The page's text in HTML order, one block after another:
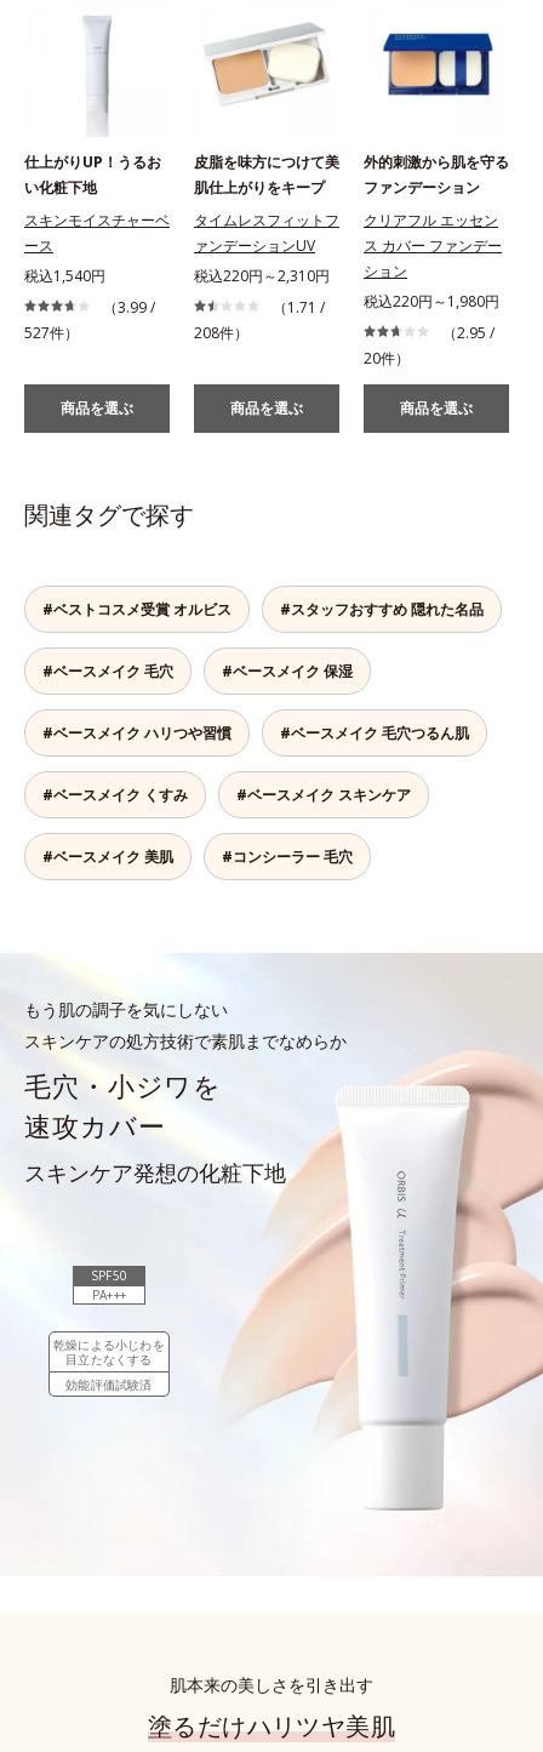
仕上がりUP！うるお
い化粧下地
スキンモイスチャーベ
ース
税込1,540円
（3.99 /
527件）
商品を選ぶ
皮脂を味方につけて美
肌仕上がりをキープ
タイムレスフィットフ
ァンデーションUV
税込220円～2,310円
（1.71 /
208件）
商品を選ぶ
外的刺激から肌を守る
ファンデーション
クリアフル エッセン
ス カバー ファンデー
ション
税込220円～1,980円
（2.95 /
20件）
商品を選ぶ
関連タグで探す
#ベストコスメ受賞 オルビス #スタッフおすすめ 隠れた名品
#ベースメイク 毛穴 #ベースメイク 保湿
#ベースメイク ハリつや習慣 #ベースメイク 毛穴つるん肌
#ベースメイク くすみ #ベースメイク スキンケア
#ベースメイク 美肌 #コンシーラー 毛穴
SPF50
PA+++
乾燥による小じわを
目立たなくする
効能評価試験済
もう肌の調子を気にしない
スキンケアの処方技術で素肌までなめらか
毛穴・小ジワを
速攻カバー
スキンケア発想の化粧下地
肌本来の美しさを引き出す
塗るだけハリツヤ美肌